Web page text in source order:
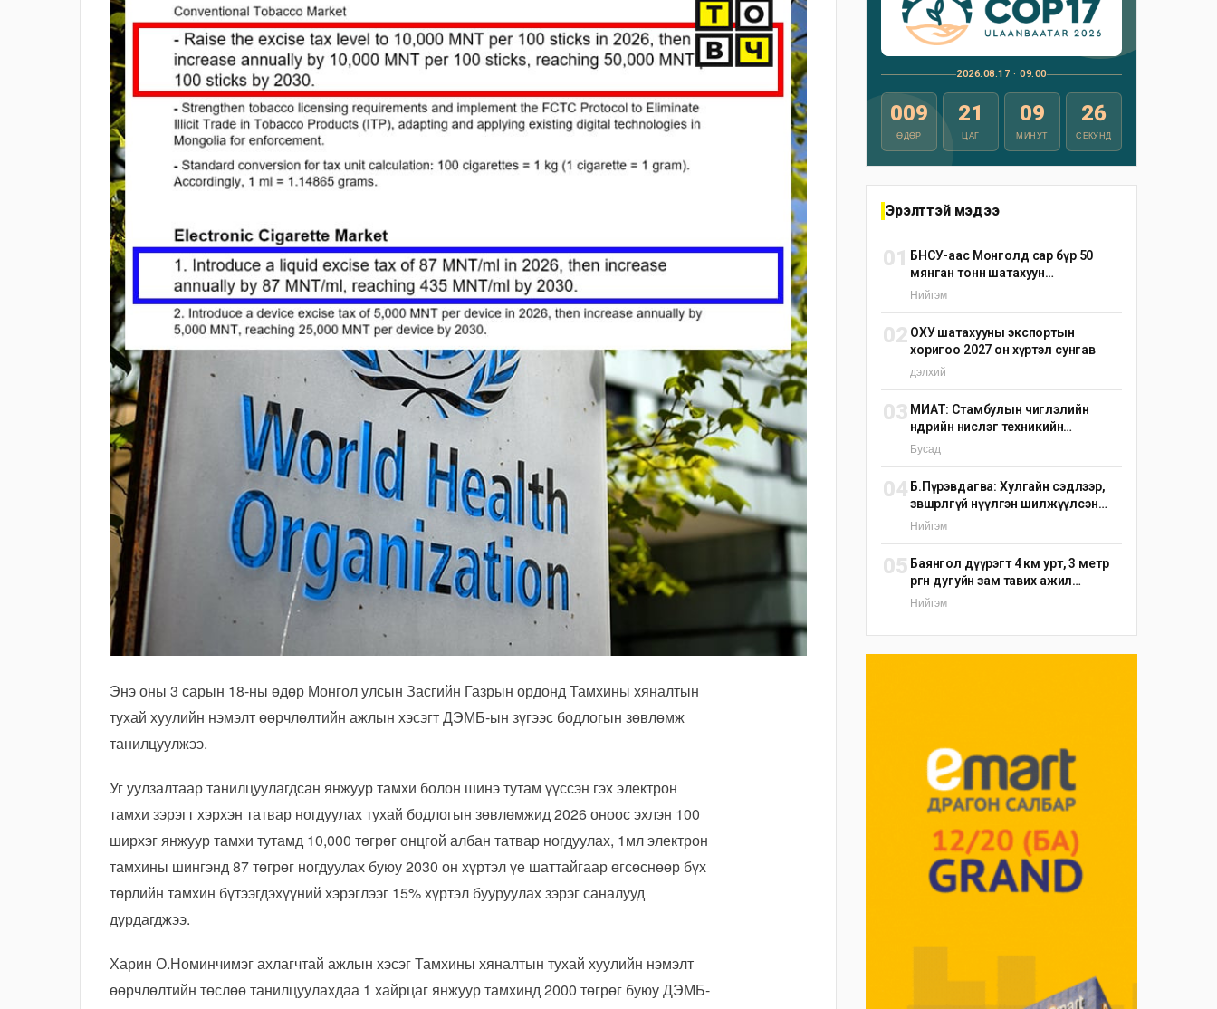
Энэ оны 3 сарын 18-ны өдөр Монгол улсын Засгийн Газрын ордонд Тамхины хяналтын
тухай хуулийн нэмэлт өөрчлөлтийн ажлын хэсэгт ДЭМБ-ын зүгээс бодлогын зөвлөмж
танилцуулжээ.
Уг уулзалтаар танилцуулагдсан янжуур тамхи болон шинэ тутам үүссэн гэх электрон
тамхи зэрэгт хэрхэн татвар ногдуулах тухай бодлогын зөвлөмжид 2026 оноос эхлэн 100
ширхэг янжуур тамхи тутамд 10,000 төгрөг онцгой албан татвар ногдуулах, 1мл электрон
тамхины шингэнд 87 төгрөг ногдуулах буюу 2030 он хүртэл үе шаттайгаар өгсөснөөр бүх
төрлийн тамхин бүтээгдэхүүний хэрэглээг 15% хүртэл бууруулах зэрэг саналууд
дурдагджээ.
Харин О.Номинчимэг ахлагчтай ажлын хэсэг Тамхины хяналтын тухай хуулийн нэмэлт
өөрчлөлтийн төслөө танилцуулахдаа 1 хайрцаг янжуур тамхинд 2000 төгрөг буюу ДЭМБ-
2026.08.17 · 09:00
009
ӨДӨР
21
ЦАГ
09
МИНУТ
25
СЕКУНД
Эрэлттэй мэдээ
01 БНСУ-аас Монголд сар бүр 50
мянган тонн шатахуун
нийлүүлэхээр тохиролцжээ
Нийгэм
02 ОХУ шатахууны экспортын
хоригоо 2027 он хүртэл сунгав
дэлхий
03 МИАТ: Стамбулын чиглэлийн
өнөөдрийн нислэг техникийн
шалтгаанаар цуцлагдлаа
Бусад
04 Б.Пүрэвдагва: Хулгайн сэдлээр,
зөвшөөрөлгүй нүүлгэн шилжүүлсэн
С.Зоригийн хөшөөг өнөөдрийн дотор
Нийгэм
05 Баянгол дүүрэгт 4 км урт, 3 метр
өргөн дугуйн зам тавих ажил
үргэлжилж байна
Нийгэм